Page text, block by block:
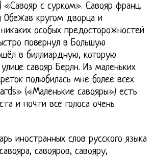
«Савояр с сурком». Савояр франц.
Обежав кругом дворца и
особых предосторожностей
повернул в Большую
в биллиардную, которую
савояр Берлн. Из маленьких
полюбилась мне более всех
(«Маленькие савояры») есть
и почти все голоса очень
иностранных слов русского языка
савояров, савояру,